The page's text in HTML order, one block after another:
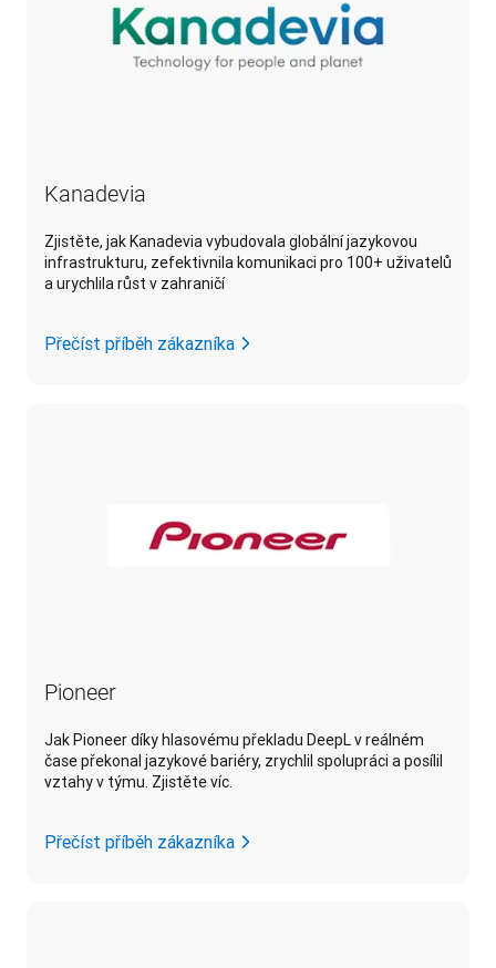
Kanadevia
Zjistěte, jak Kanadevia vybudovala globální jazykovou
infrastrukturu, zefektivnila komunikaci pro 100+ uživatelů
a urychlila růst v zahraničí
Přečíst příběh zákazníka
Pioneer
Jak Pioneer díky hlasovému překladu DeepL v reálném
čase překonal jazykové bariéry, zrychlil spolupráci a posílil
vztahy v týmu. Zjistěte víc.
Přečíst příběh zákazníka